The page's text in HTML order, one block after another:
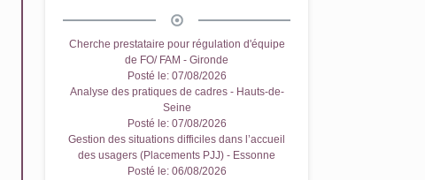
Cherche prestataire pour régulation d'équipe
de FO/ FAM - Gironde
Posté le: 07/08/2026
Analyse des pratiques de cadres - Hauts-de-
Seine
Posté le: 07/08/2026
Gestion des situations difficiles dans l’accueil
des usagers (Placements PJJ) - Essonne
Posté le: 06/08/2026